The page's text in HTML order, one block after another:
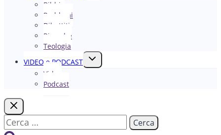
Bibbia
Problemi
Dibattiti
Ricerche
Teologia
VIDEO e PODCAST
Alterna
menu
Video
Podcast
Ricerca